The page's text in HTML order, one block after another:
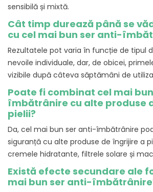
sensibilă și mixtă.
Cât timp durează până se
cu cel mai bun ser anti-
Rezultatele pot varia în funcție de tipul
nevoile individuale, dar, de obicei,
vizibile după câteva săptămâni de
Poate fi combinat cel mai
îmbătrânire cu alte produse
pielii?
Da, cel mai bun ser anti-îmbătrânire
siguranță cu alte produse de îngrijire a
cremele hidratante, filtrele solare și
Există efecte secundare ale
mai bun ser anti-